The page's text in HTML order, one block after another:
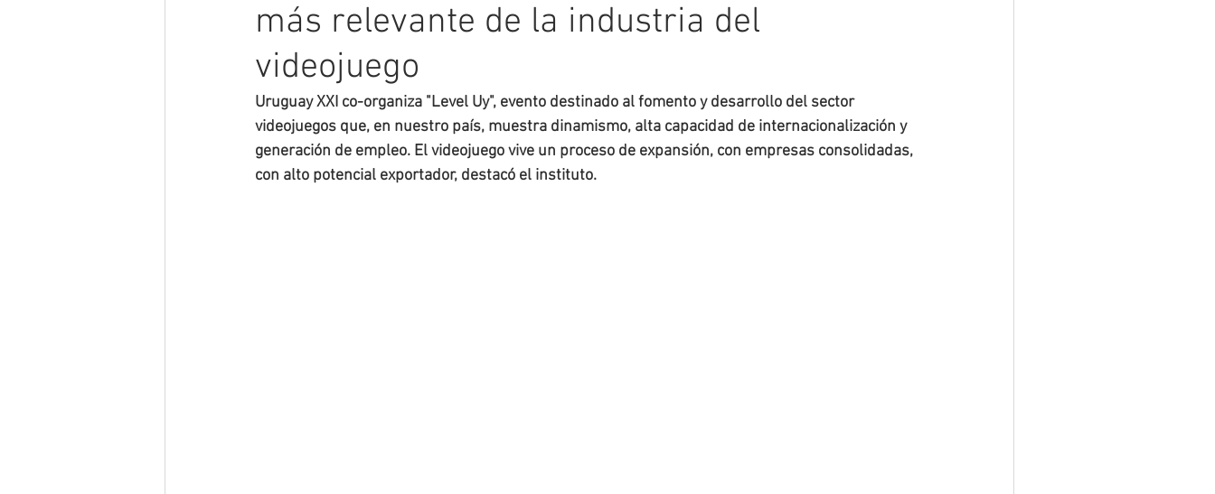
más relevante de la industria del
videojuego
Uruguay XXI co-organiza "Level Uy", evento destinado al fomento y desarrollo del sector
videojuegos que, en nuestro país, muestra dinamismo, alta capacidad de internacionalización y
generación de empleo. El videojuego vive un proceso de expansión, con empresas consolidadas,
con alto potencial exportador, destacó el instituto.